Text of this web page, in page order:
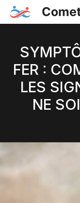
Aller
FER :
LES
NE